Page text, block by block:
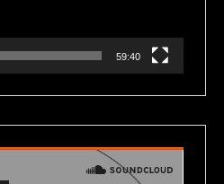
59:40